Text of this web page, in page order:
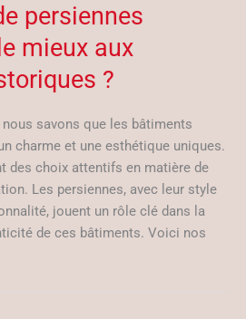
persiennes
mieux aux
?
savons que les bâtiments
charme et une esthétique uniques.
des choix attentifs en matière de
Les persiennes, avec leur style
jouent un rôle clé dans la
de ces bâtiments. Voici nos